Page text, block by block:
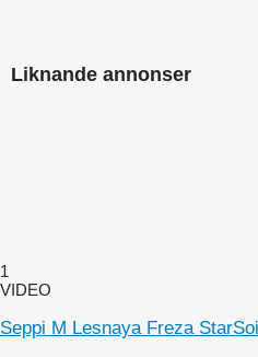
Liknande annonser
1
VIDEO
Seppi M Lesnaya Freza StarSoil